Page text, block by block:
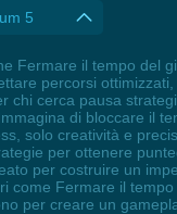
5
Fermare il tempo del
percorsi
chi cerca pausa
di bloccare il
solo creatività e
per ottenere
per costruire un
come Fermare il
per creare un